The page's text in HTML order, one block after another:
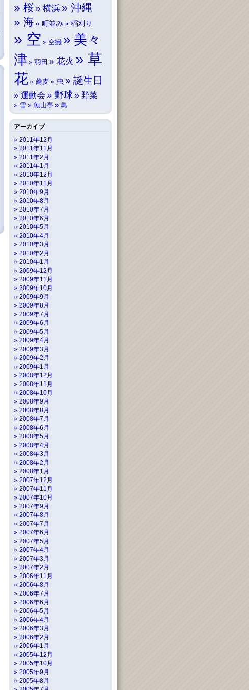
桜 横浜
沖縄
海
町並み 稲刈り
空 空撮
美々
津
羽田 花火
草
花
蕎麦 虫 誕生日
運動会 野球 野菜
雪 魚山亭 鳥
アーカイブ
2011年12月
2011年11月
2011年2月
2011年1月
2010年12月
2010年11月
2010年9月
2010年8月
2010年7月
2010年6月
2010年5月
2010年4月
2010年3月
2010年2月
2010年1月
2009年12月
2009年11月
2009年10月
2009年9月
2009年8月
2009年7月
2009年6月
2009年5月
2009年4月
2009年3月
2009年2月
2009年1月
2008年12月
2008年11月
2008年10月
2008年9月
2008年8月
2008年7月
2008年6月
2008年5月
2008年4月
2008年3月
2008年2月
2008年1月
2007年12月
2007年11月
2007年10月
2007年9月
2007年8月
2007年7月
2007年6月
2007年5月
2007年4月
2007年3月
2007年2月
2006年11月
2006年8月
2006年7月
2006年6月
2006年5月
2006年4月
2006年3月
2006年2月
2006年1月
2005年12月
2005年10月
2005年9月
2005年8月